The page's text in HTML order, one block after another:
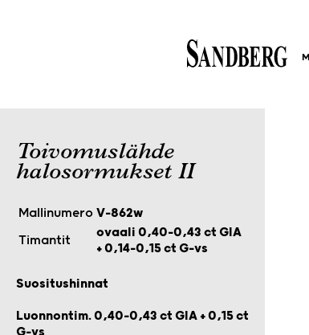
Toivomuslähde
halosormukset II
Mallinumero V-862w
Timantit
ovaali 0,40–0,43 ct GIA
+ 0,14–0,15 ct G-vs
Suositushinnat
Luonnontim. 0,40-0,43 ct GIA + 0,15 ct
G-vs